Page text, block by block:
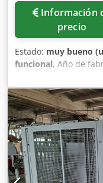
Información de
precio
Estado: muy bueno
funcional, Año de
TBP16/DG/30/22/S:
Pórtico de vacío para
(lado derecho con
hasta 100 kg •
de retorno de
luz 2. BARGSTEDT
Sistema para la
Uzij Ac Doa •
Altura máxima de